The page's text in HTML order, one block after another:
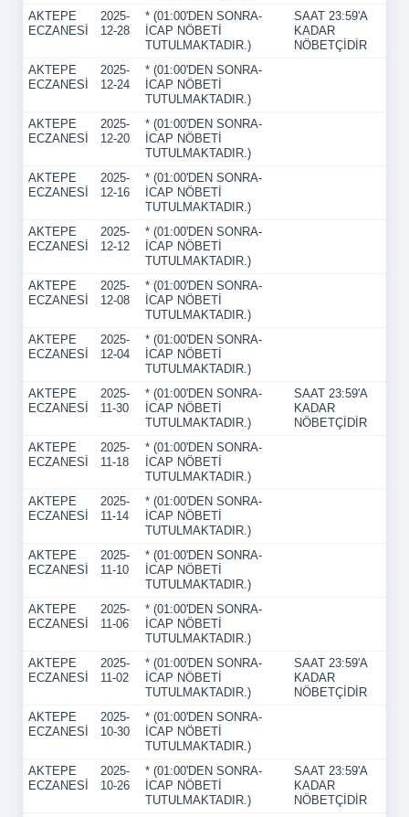
AKTEPE
ECZANESİ
2025-
12-28
* (01:00'DEN SONRA-
İCAP NÖBETİ
TUTULMAKTADIR.)
SAAT 23:59'A
KADAR
NÖBETÇİDİR
AKTEPE
ECZANESİ
2025-
12-24
* (01:00'DEN SONRA-
İCAP NÖBETİ
TUTULMAKTADIR.)
AKTEPE
ECZANESİ
2025-
12-20
* (01:00'DEN SONRA-
İCAP NÖBETİ
TUTULMAKTADIR.)
AKTEPE
ECZANESİ
2025-
12-16
* (01:00'DEN SONRA-
İCAP NÖBETİ
TUTULMAKTADIR.)
AKTEPE
ECZANESİ
2025-
12-12
* (01:00'DEN SONRA-
İCAP NÖBETİ
TUTULMAKTADIR.)
AKTEPE
ECZANESİ
2025-
12-08
* (01:00'DEN SONRA-
İCAP NÖBETİ
TUTULMAKTADIR.)
AKTEPE
ECZANESİ
2025-
12-04
* (01:00'DEN SONRA-
İCAP NÖBETİ
TUTULMAKTADIR.)
AKTEPE
ECZANESİ
2025-
11-30
* (01:00'DEN SONRA-
İCAP NÖBETİ
TUTULMAKTADIR.)
SAAT 23:59'A
KADAR
NÖBETÇİDİR
AKTEPE
ECZANESİ
2025-
11-18
* (01:00'DEN SONRA-
İCAP NÖBETİ
TUTULMAKTADIR.)
AKTEPE
ECZANESİ
2025-
11-14
* (01:00'DEN SONRA-
İCAP NÖBETİ
TUTULMAKTADIR.)
AKTEPE
ECZANESİ
2025-
11-10
* (01:00'DEN SONRA-
İCAP NÖBETİ
TUTULMAKTADIR.)
AKTEPE
ECZANESİ
2025-
11-06
* (01:00'DEN SONRA-
İCAP NÖBETİ
TUTULMAKTADIR.)
AKTEPE
ECZANESİ
2025-
11-02
* (01:00'DEN SONRA-
İCAP NÖBETİ
TUTULMAKTADIR.)
SAAT 23:59'A
KADAR
NÖBETÇİDİR
AKTEPE
ECZANESİ
2025-
10-30
* (01:00'DEN SONRA-
İCAP NÖBETİ
TUTULMAKTADIR.)
AKTEPE
ECZANESİ
2025-
10-26
* (01:00'DEN SONRA-
İCAP NÖBETİ
TUTULMAKTADIR.)
SAAT 23:59'A
KADAR
NÖBETÇİDİR